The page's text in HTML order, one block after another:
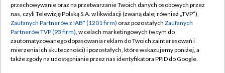
Abonament TVP
Sklep TVP
Biuro Reklamy
Oferta Handlowa
Regulamin TVP
Polityka prywatności
Moje zgody
Biuro reklamy
przechowywanie oraz na przetwarzanie Twoich danych osobowych przez
nas, czyli Telewizję Polską S.A. w likwidacji (zwaną dalej również „TVP”),
Zaufanych Partnerów z IAB* (1201 firm) oraz pozostałych Zaufanych
Partnerów TVP (93 firm), w celach marketingowych (w tym do
zautomatyzowanego dopasowania reklam do Twoich zainteresowań i
mierzenia ich skuteczności) i pozostałych, które wskazujemy poniżej, a
także zgody na udostępnianie przez nas identyfikatora PPID do Google.